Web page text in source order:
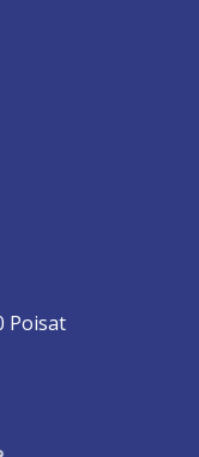
Poisat